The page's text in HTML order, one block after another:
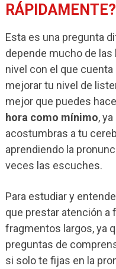
RÁPIDAMENTE?
Esta es una pregunta
depende mucho de
nivel con el que
mejorar tu nivel de
mejor que puedes
hora como mínimo,
acostumbras a tu
aprendiendo la
veces las escuches.
Para estudiar y
que prestar atención
fragmentos largos, ya
preguntas de
si solo te fijas en la